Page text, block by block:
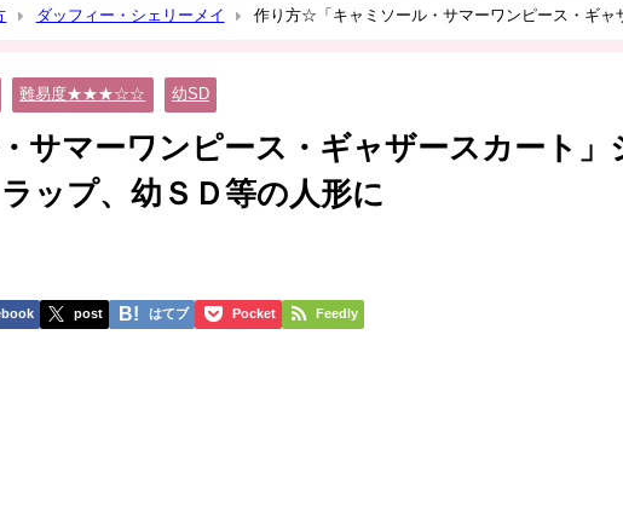
ダッフィー・シェリーメイ
作り方☆「キャミソール・サマーワンピース・ギャ
難易度★★★☆☆ 幼SD
サマーワンピース・ギャザースカート」
ップ、幼ＳＤ等の人形に
post はてブ Pocket Feedly